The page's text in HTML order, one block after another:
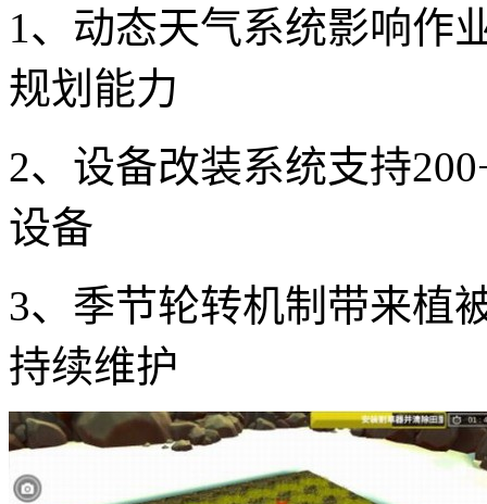
1、动态天气系统影响作
规划能力
2、设备改装系统支持
设备
3、季节轮转机制带来植
持续维护